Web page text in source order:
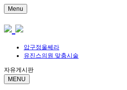
Menu
압구정울쎄라
유진스의원 맞춤시술
자유게시판
MENU